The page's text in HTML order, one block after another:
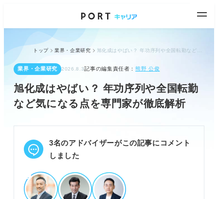
トップ 業界・企業研究
業界・企業研究 2026.8.3記事の編集責任者：熊野 公俊
旭化成はやばい？ 年功序列や全国転勤
など気になる点を専門家が徹底解析
3名のアドバイザーがこの記事にコメント
しました